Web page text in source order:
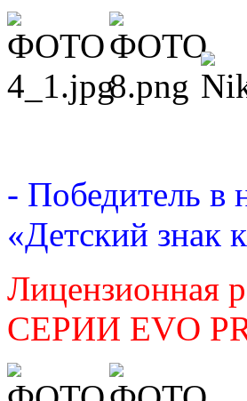
- Победитель в
«Детский знак
Лицензионная
СЕРИИ EVO